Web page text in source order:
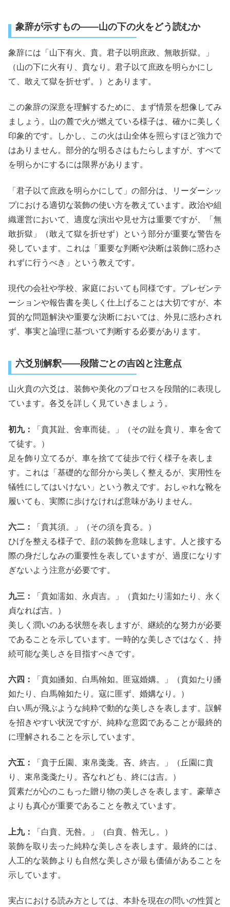
象辞が示すもの――山の下の火をどう読むか
象辞には「山下有火、賁。君子以明庶政、無敢折獄。」
（山の下に火有り、賁なり。君子以て庶政を明らかにし
て、敢えて獄を折せず。）とあります。
この象辞の深意を理解するために、まず情景を想像してみ
ましょう。山の麓で火が燃えている様子は、確かに美しく
印象的です。しかし、この火は山全体を照らすほど強力で
はありません。部分的な明るさはもたらしますが、すべて
を明らかにするには限界があります。
「君子以て庶政を明らかにして」の部分は、リーダーシッ
プにおける適切な装飾の使い方を教えています。政治や組
織運営において、適度な演出や見せ方は重要ですが、「無
敢折獄」（敢えて獄を折せず）という部分が重要な警告を
発しています。これは「重要な判断や決断は装飾に惑わさ
れずに行うべき」という教えです。
現代の会社や学校、家庭においても同様です。プレゼンテ
ーションや報告書を美しく仕上げることは大切ですが、本
質的な問題解決や重要な決断においては、外見に惑わされ
ず、事実と論理に基づいて判断する必要があります。
六爻別解釈――段階ごとの吉凶と注意点
山火賁の六爻は、装飾や美化のプロセスを段階的に表現し
ています。各爻を詳しく見ていきましょう。
初九：
「賁其趾、舍車而徒。」（その趾を賁り、車を舍て
て徒す。）
足を飾り立てるが、車を捨てて徒歩で行く様子を表しま
す。これは「基礎的な部分から美しく整えるが、実用性を
犠牲にしてはいけない」という教えです。おしゃれな靴を
履いても、実際に歩けなければ意味がありません。
六二：
「賁其須。」（その須を賁る。）
ひげを整える様子で、顔の装飾を意味します。人と接する
際の身だしなみの重要性を表していますが、過度になりす
ぎないよう注意が必要です。
九三：
「賁如濡如、永貞吉。」（賁如たり濡如たり、永く
貞なれば吉。）
美しく潤いのある状態を表しますが、継続的な努力が必要
であることを示しています。一時的な美しさではなく、持
続可能な美しさを目指すべきです。
六四：
「賁如皤如、白馬翰如。匪寇婚媾。」（賁如たり皤
如たり、白馬翰如たり。寇に匪ず、婚媾なり。）
白い馬が飛ぶような純粋で動的な美しさを表します。誤解
を招きやすい状況ですが、純粋な意図であることが最終的
に理解されることを示しています。
六五：
「賁于丘園、束帛戔戔。吝、終吉。」（丘園に賁
り、束帛戔戔たり。吝なれども、終には吉。）
質素だが心のこもった贈り物の美しさを表します。豪華さ
よりも真心が重要であることを教えています。
上九：
「白賁、无咎。」（白賁、咎无し。）
装飾を取り去った純粋な美しさを表します。最終的には、
人工的な装飾よりも自然な美しさが最も価値があることを
示しています。
実占における読み方としては、本卦を現在の問いの性質と